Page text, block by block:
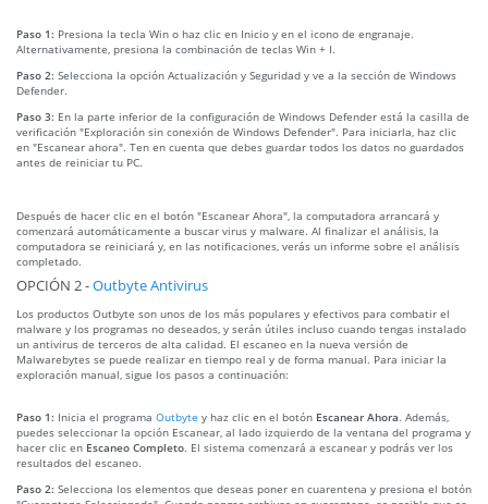
Paso 1: Presiona la tecla Win o haz clic en Inicio y en el icono de engranaje.
Alternativamente, presiona la combinación de teclas Win + I.
Paso 2: Selecciona la opción Actualización y Seguridad y ve a la sección de Windows
Defender.
Paso 3: En la parte inferior de la configuración de Windows Defender está la casilla de
verificación "Exploración sin conexión de Windows Defender". Para iniciarla, haz clic
en "Escanear ahora". Ten en cuenta que debes guardar todos los datos no guardados
antes de reiniciar tu PC.
Después de hacer clic en el botón "Escanear Ahora", la computadora arrancará y
comenzará automáticamente a buscar virus y malware. Al finalizar el análisis, la
computadora se reiniciará y, en las notificaciones, verás un informe sobre el análisis
completado.
OPCIÓN 2 -Outbyte Antivirus
Los productos Outbyte son unos de los más populares y efectivos para combatir el
malware y los programas no deseados, y serán útiles incluso cuando tengas instalado
un antivirus de terceros de alta calidad. El escaneo en la nueva versión de
Malwarebytes se puede realizar en tiempo real y de forma manual. Para iniciar la
exploración manual, sigue los pasos a continuación:
Paso 1: Inicia el programa Outbyte y haz clic en el botón Escanear Ahora. Además,
puedes seleccionar la opción Escanear, al lado izquierdo de la ventana del programa y
hacer clic en Escaneo Completo. El sistema comenzará a escanear y podrás ver los
resultados del escaneo.
Paso 2: Selecciona los elementos que deseas poner en cuarentena y presiona el botón